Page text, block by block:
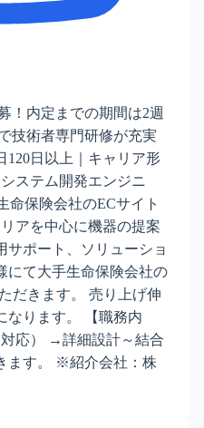
！内定までの期間は2週
技術者専門研修が充実
120日以上｜キャリア形
ステム開発エンジニ
命保険会社のECサイト
アを中心に機器の提案
サポート、ソリューショ
にて大手生命保険会社の
だきます。 売り上げ伸
なります。 【職務内
応） →詳細設計～結合
ます。 ※紹介会社：株